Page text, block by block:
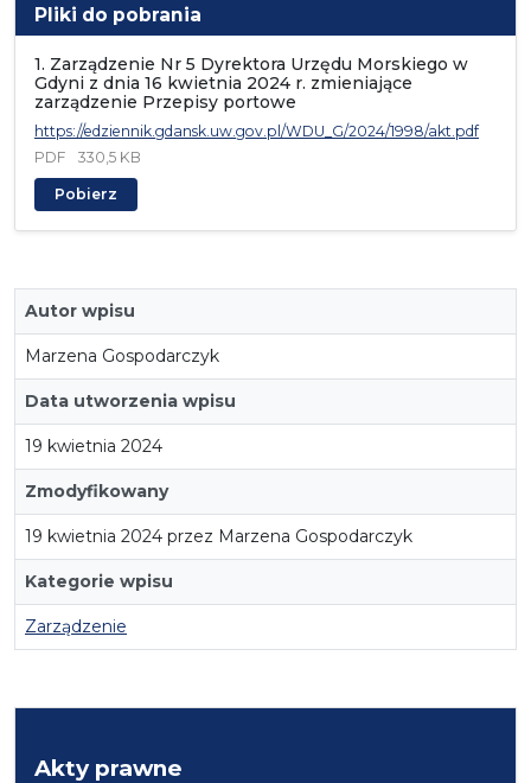
Pliki do pobrania
1. Zarządzenie Nr 5 Dyrektora Urzędu Morskiego w
Gdyni z dnia 16 kwietnia 2024 r. zmieniające
zarządzenie Przepisy portowe
https://edziennik.gdansk.uw.gov.pl/WDU_G/2024/1998/akt.pdf
PDF
330,5 KB
Pobierz
Autor wpisu
Marzena Gospodarczyk
Data utworzenia wpisu
19 kwietnia 2024
Zmodyfikowany
19 kwietnia 2024 przez Marzena Gospodarczyk
Kategorie wpisu
Zarządzenie
Akty prawne